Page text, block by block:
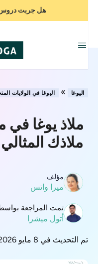
هل جربت دروس
اليوغا » اليوغا في الولايات
ملاذ يوغا
ملاذك
مؤلف
ميرا واتس
تمت المراجعة بواسطة
أتول ميشرا
تم التحديث في 8 مايو 2026